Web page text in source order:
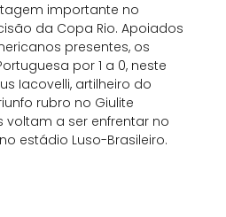
importante no
da Copa Rio. Apoiados
presentes, os
por 1 a 0, neste
Iacovelli, artilheiro do
rubro no Giulite
voltam a ser enfrentar no
estádio Luso-Brasileiro.